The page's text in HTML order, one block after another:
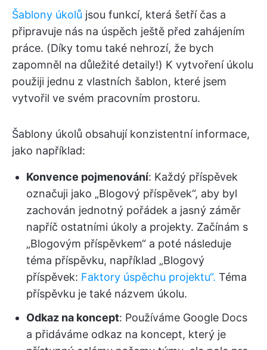
Šablony úkolů jsou funkcí, která šetří čas a
připravuje nás na úspěch ještě před zahájením
práce. (Díky tomu také nehrozí, že bych
zapomněl na důležité detaily!) K vytvoření úkolu
použiji jednu z vlastních šablon, které jsem
vytvořil ve svém pracovním prostoru.
Šablony úkolů obsahují konzistentní informace,
jako například:
Konvence pojmenování: Každý příspěvek
označuji jako „Blogový příspěvek“, aby byl
zachován jednotný pořádek a jasný záměr
napříč ostatními úkoly a projekty. Začínám s
„Blogovým příspěvkem“ a poté následuje
téma příspěvku, například „Blogový
příspěvek: Faktory úspěchu projektu“. Téma
příspěvku je také názvem úkolu.
Odkaz na koncept: Používáme Google Docs
a přidáváme odkaz na koncept, který je